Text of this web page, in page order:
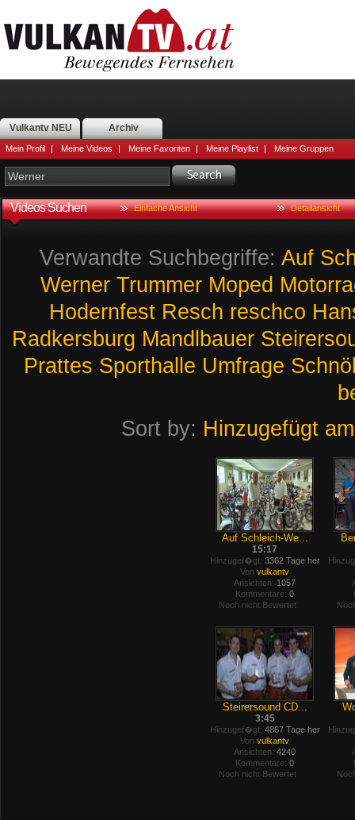
Vulkantv NEU Archiv
Mein Profil | Meine Videos | Meine Favoriten | Meine Playlist | Meine Gruppen
Videos Suchen Einfache Ansicht Detailansicht
Verwandte Suchbegriffe: Auf
Werner Trummer Moped
Hodernfest Resch reschco
Radkersburg Mandlbauer
Prattes Sporthalle Umfrage
Sort by: Hinzugefügt am
Auf Schleich-We...
15:17
Hinzugef�gt: 3362 Tage her
Von vulkantv
Ansichten: 1057
Kommentare: 0
Noch nicht Bewertet
Steirersound CD...
3:45
Hinzugef�gt: 4867 Tage her
Von vulkantv
Ansichten: 4240
Kommentare: 0
Noch nicht Bewertet